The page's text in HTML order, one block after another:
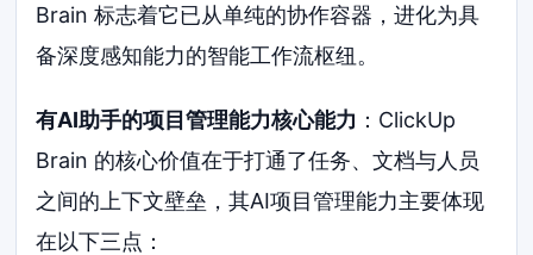
Brain 标志着它已从单纯的协作容器，进化为具
备深度感知能力的智能工作流枢纽。
有AI助手的项目管理能力核心能力 ：ClickUp
Brain 的核心价值在于打通了任务、文档与人员
之间的上下文壁垒，其AI项目管理能力主要体现
在以下三点：